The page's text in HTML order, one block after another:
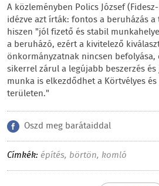
A közleményben Polics József
idézve azt írták: fontos a beruházás a
hiszen "jól fizető és stabil
a beruházó, ezért a kivitelező
önkormányzatnak nincsen
sikerrel zárul a legújabb beszerzés
munka is elkezdődhet a Körtvélyes
területen."
Oszd meg barátaiddal
Címkék: építés, börtön, komló